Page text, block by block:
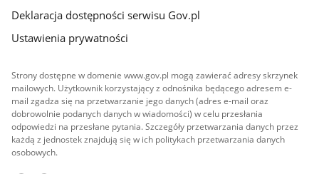
Deklaracja dostępności serwisu Gov.pl
Ustawienia prywatności
Strony dostępne w domenie www.gov.pl mogą zawierać adresy skrzynek
mailowych. Użytkownik korzystający z odnośnika będącego adresem e-
mail zgadza się na przetwarzanie jego danych (adres e-mail oraz
dobrowolnie podanych danych w wiadomości) w celu przesłania
odpowiedzi na przesłane pytania. Szczegóły przetwarzania danych przez
każdą z jednostek znajdują się w ich politykach przetwarzania danych
osobowych.